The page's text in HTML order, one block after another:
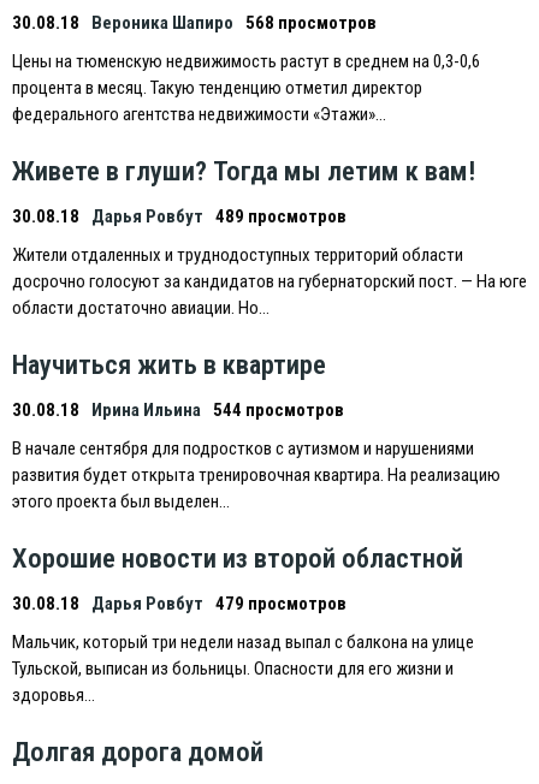
30.08.18 Вероника Шапиро
568 просмотров
Цены на тюменскую недвижимость растут в среднем на 0,3-0,6
процента в месяц. Такую тенденцию отметил директор
федерального агентства недвижимости «Этажи»…
Живете в глуши? Тогда мы летим к вам!
30.08.18 Дарья Ровбут
489 просмотров
Жители отдаленных и труднодоступных территорий области
досрочно голосуют за кандидатов на губернаторский пост. — На юге
области достаточно авиации. Но…
Научиться жить в квартире
30.08.18 Ирина Ильина 544 просмотров
В начале сентября для подростков с аутизмом и нарушениями
развития будет открыта тренировочная квартира. На реализацию
этого проекта был выделен…
Хорошие новости из второй областной
30.08.18 Дарья Ровбут
479 просмотров
Мальчик, который три недели назад выпал с балкона на улице
Тульской, выписан из больницы. Опасности для его жизни и
здоровья…
Долгая дорога домой